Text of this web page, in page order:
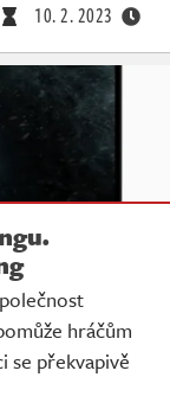
10. 2. 2023
hráčům
se překvapivě